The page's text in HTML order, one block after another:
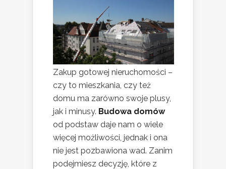
Zakup gotowej nieruchomości –
czy to mieszkania, czy też
domu ma zarówno swoje plusy,
jak i minusy. Budowa domów
od podstaw daje nam o wiele
więcej możliwości, jednak i ona
nie jest pozbawiona wad. Zanim
podejmiesz decyzję, które z